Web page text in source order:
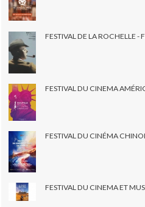
FESTIVAL DE LA ROCHELLE -
FESTIVAL DU CINEMA
FESTIVAL DU CINÉMA
FESTIVAL DU CINEMA ET